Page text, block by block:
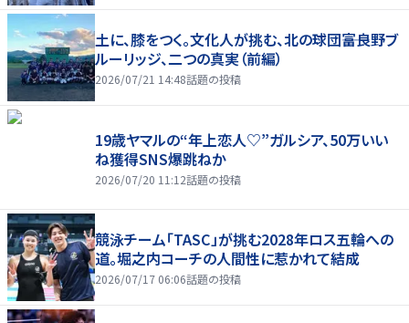
土に、膝をつく。文化人が挑む、北の球団――富良野ブ
ルーリッジ、二つの真実（前編）
2026/07/21 14:48話題の投稿
19歳ヤマルの“年上恋人♡”ガルシア、50万いい
ね獲得SNS爆跳ねか
2026/07/20 11:12話題の投稿
競泳チーム「TASC」が挑む2028年ロス五輪への
道。堀之内コーチの人間性に惹かれて結成
2026/07/17 06:06話題の投稿